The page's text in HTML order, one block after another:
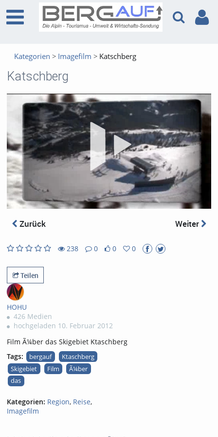
Kategorien Imagefilm Katschberg
Katschberg
Zurück Weiter
238
views
0
Kommentare
0
likes
0
favorites
Teilen
HOHU
426 Medien
hochgeladen 10. Februar 2012
Film Ã¼ber das Skigebiet Ktaschberg
Tags:
bergauf
Ktaschberg
Skigebiet
Film
Ã¼ber
das
Kategorien: Region, Reise,
Imagefilm